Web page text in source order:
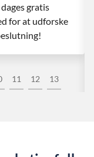
11 12 13
gratis
for at udforske